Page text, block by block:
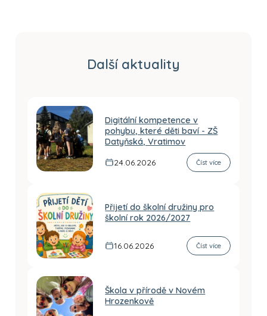
Další aktuality
Digitální kompetence v
pohybu, které děti baví - ZŠ
Datyňská, Vratimov
24.06.2026
Číst více
Přijetí do školní družiny pro
školní rok 2026/2027
16.06.2026 Číst více
Škola v přírodě v Novém
Hrozenkově